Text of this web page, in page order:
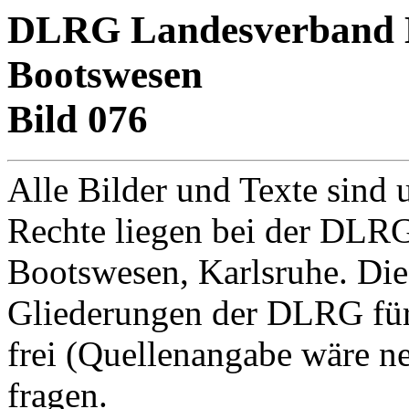
DLRG Landesverband
Bootswesen
Bild 076
Alle Bilder und Texte sind
Rechte liegen bei der
Bootswesen, Karlsruhe.
Gliederungen der DLRG
frei (Quellenangabe wäre
fragen.